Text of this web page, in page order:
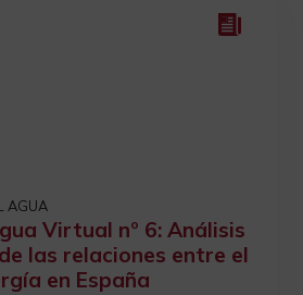
AGUA
Virtual nº 6: Análisis
las relaciones entre el
en España